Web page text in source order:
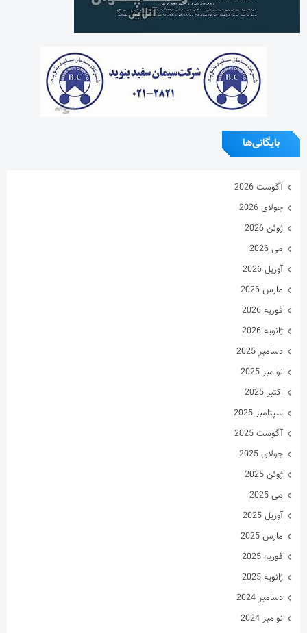
بایگانی‌ها
آگوست 2026
جولای 2026
ژوئن 2026
می 2026
آوریل 2026
مارس 2026
فوریه 2026
ژانویه 2026
دسامبر 2025
نوامبر 2025
اکتبر 2025
سپتامبر 2025
آگوست 2025
جولای 2025
ژوئن 2025
می 2025
آوریل 2025
مارس 2025
فوریه 2025
ژانویه 2025
دسامبر 2024
نوامبر 2024